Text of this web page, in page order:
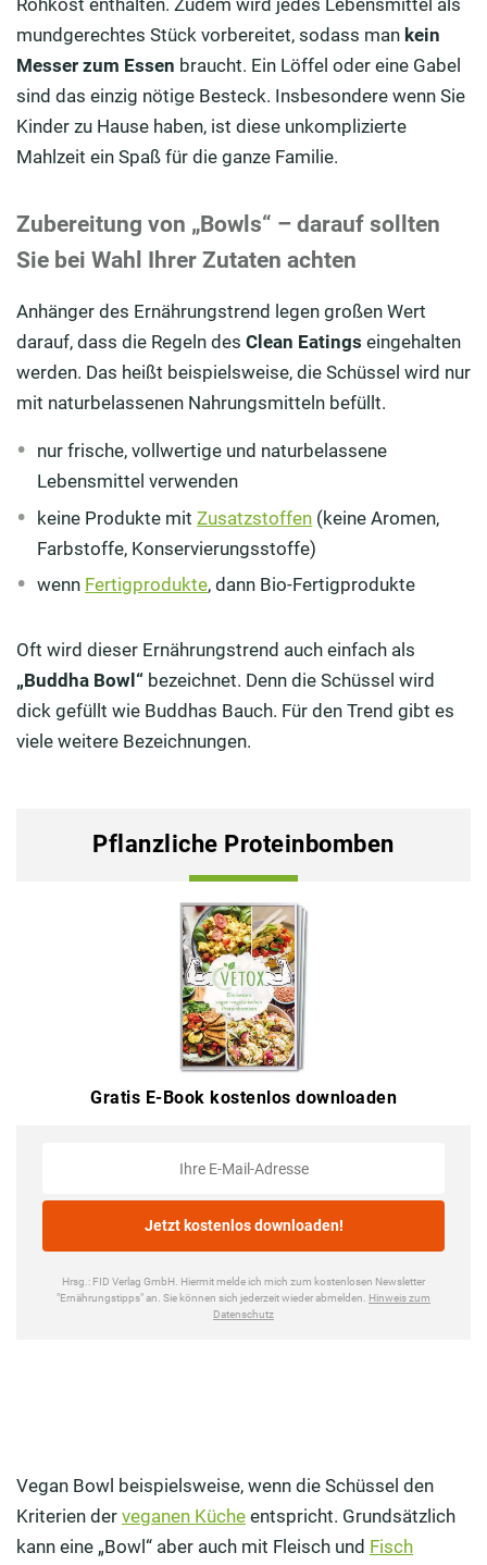
Rohkost enthalten. Zudem wird jedes Lebensmittel als
mundgerechtes Stück vorbereitet, sodass man kein
Messer zum Essen braucht. Ein Löffel oder eine Gabel
sind das einzig nötige Besteck. Insbesondere wenn Sie
Kinder zu Hause haben, ist diese unkomplizierte
Mahlzeit ein Spaß für die ganze Familie.
Zubereitung von „Bowls“ – darauf sollten
Sie bei Wahl Ihrer Zutaten achten
Anhänger des Ernährungstrend legen großen Wert
darauf, dass die Regeln des Clean Eatings eingehalten
werden. Das heißt beispielsweise, die Schüssel wird nur
mit naturbelassenen Nahrungsmitteln befüllt.
nur frische, vollwertige und naturbelassene
Lebensmittel verwenden
keine Produkte mitZusatzstoffen (keine Aromen,
Farbstoffe, Konservierungsstoffe)
wenn Fertigprodukte, dann Bio-Fertigprodukte
Oft wird dieser Ernährungstrend auch einfach als
„Buddha Bowl“ bezeichnet. Denn die Schüssel wird
dick gefüllt wie Buddhas Bauch. Für den Trend gibt es
viele weitere Bezeichnungen.
Vegan Bowl beispielsweise, wenn die Schüssel den
Kriterien der veganen Küche entspricht. Grundsätzlich
kann eine „Bowl“ aber auch mit Fleisch und Fisch